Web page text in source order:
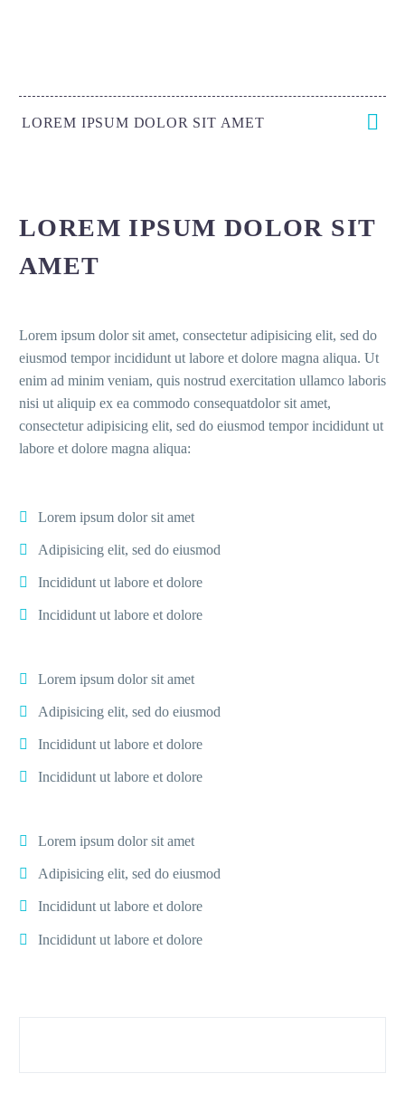
LOREM IPSUM DOLOR SIT AMET
LOREM IPSUM DOLOR SIT
AMET
Lorem ipsum dolor sit amet, consectetur adipisicing elit, sed do
eiusmod tempor incididunt ut labore et dolore magna aliqua. Ut
enim ad minim veniam, quis nostrud exercitation ullamco laboris
nisi ut aliquip ex ea commodo consequatdolor sit amet,
consectetur adipisicing elit, sed do eiusmod tempor incididunt ut
labore et dolore magna aliqua:
Lorem ipsum dolor sit amet
Adipisicing elit, sed do eiusmod
Incididunt ut labore et dolore
Incididunt ut labore et dolore
Lorem ipsum dolor sit amet
Adipisicing elit, sed do eiusmod
Incididunt ut labore et dolore
Incididunt ut labore et dolore
Lorem ipsum dolor sit amet
Adipisicing elit, sed do eiusmod
Incididunt ut labore et dolore
Incididunt ut labore et dolore